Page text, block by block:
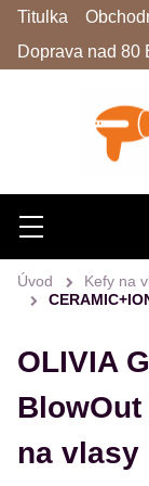
Hľadať
Menu
Titulka
Doprava nad 80
Úvod Kefy na
OLIVIA
BlowOut
na vlasy